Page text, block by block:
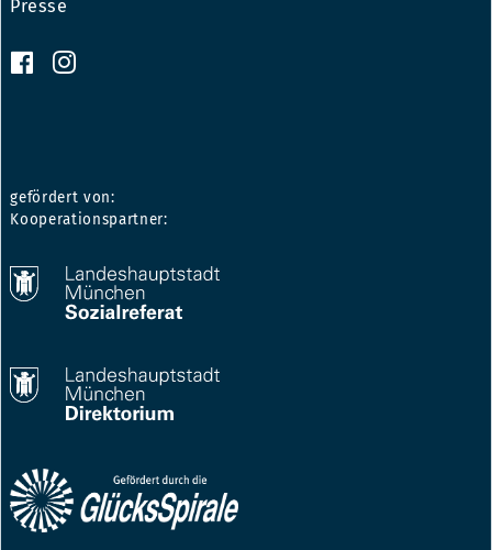
Presse
gefördert von:
Kooperationspartner: